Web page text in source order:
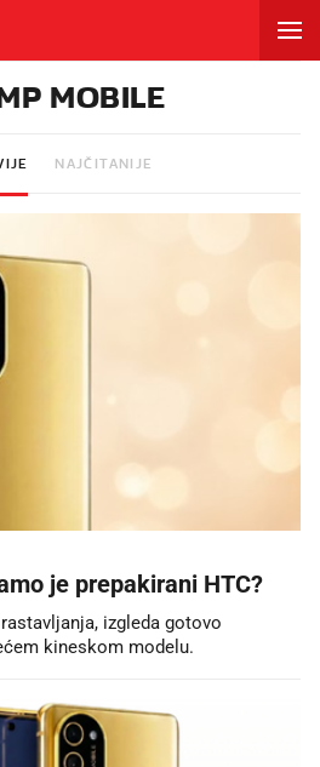
MOBILE
NAJČITANIJE
je prepakirani HTC?
izgleda gotovo
kineskom modelu.